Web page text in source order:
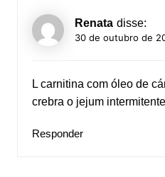
Renata disse:
30 de outubro de
L carnitina com óleo de
crebra o jejum intermitente
Responder